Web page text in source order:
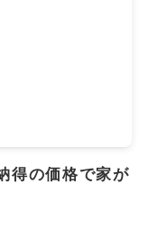
得の価格で家が